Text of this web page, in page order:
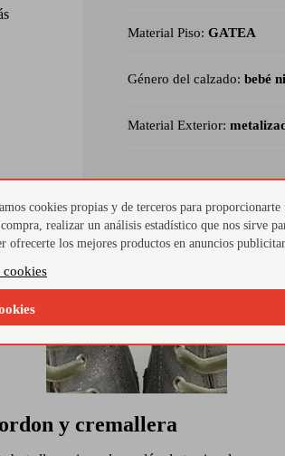
Material Piso: GATEA
Género del calzado: bebé
Material Exterior:
y cremallera
cookies propias y de terceros para proporcionarte
realizar un análisis estadístico que nos sirve
ofrecerte los mejores productos en anuncios